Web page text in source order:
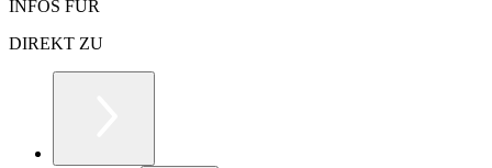
INFOS FÜR
DIREKT ZU